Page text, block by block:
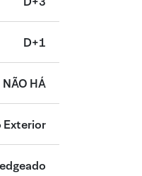
D+1
NÃO HÁ
Exterior